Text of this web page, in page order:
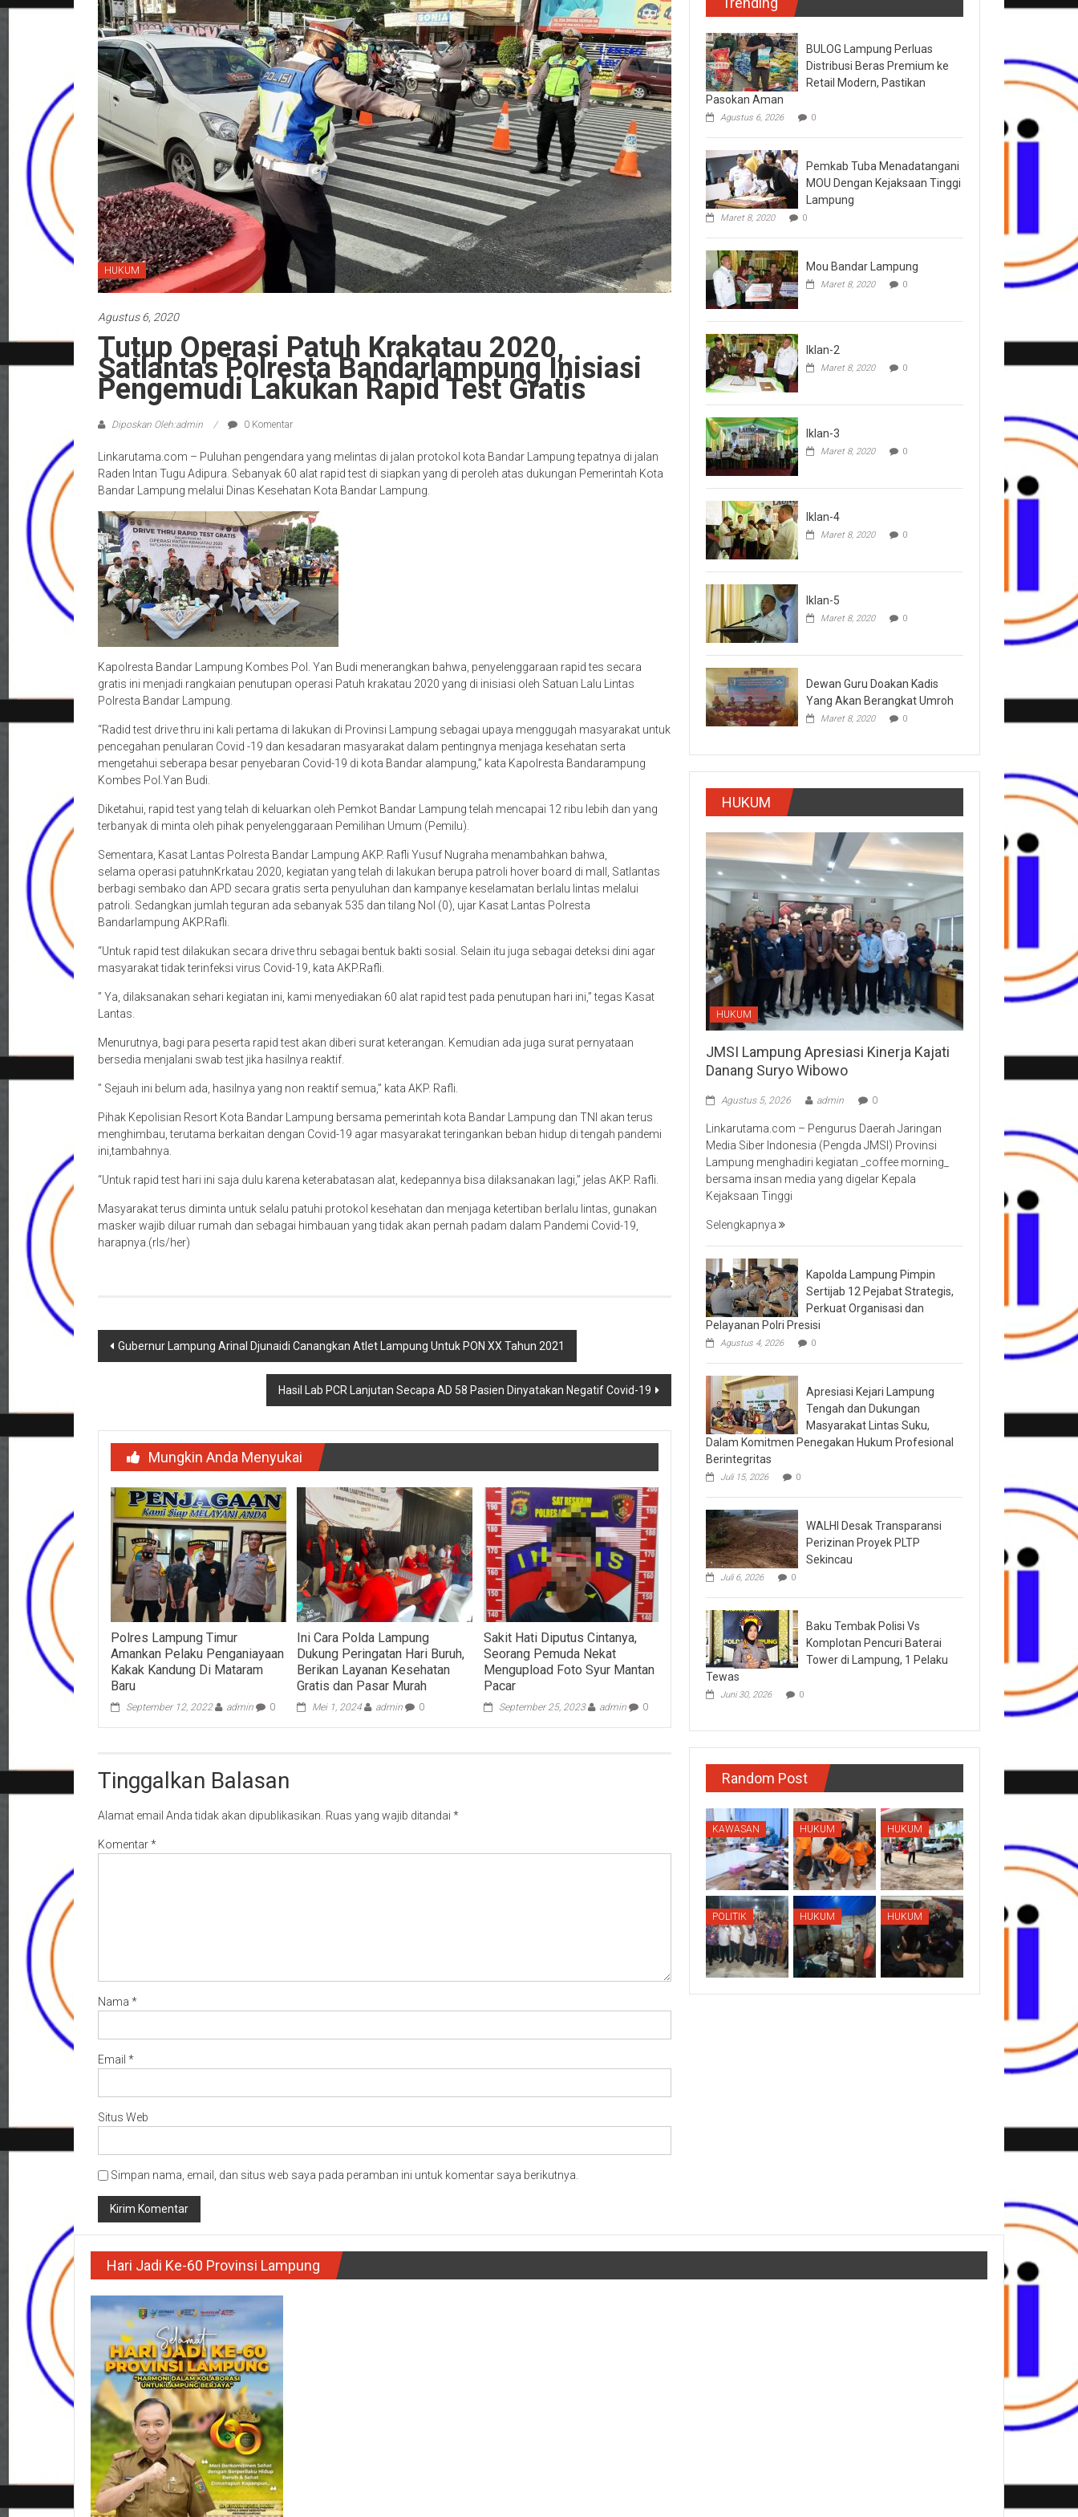
HUKUM
Agustus 6, 2020
Tutup Operasi Patuh Krakatau 2020,
Satlantas Polresta Bandarlampung Inisiasi
Pengemudi Lakukan Rapid Test Gratis
Diposkan Oleh:admin 0 Komentar
Linkarutama.com – Puluhan pengendara yang melintas di jalan protokol kota Bandar Lampung tepatnya di jalan
Raden Intan Tugu Adipura. Sebanyak 60 alat rapid test di siapkan yang di peroleh atas dukungan Pemerintah Kota
Bandar Lampung melalui Dinas Kesehatan Kota Bandar Lampung.
Kapolresta Bandar Lampung Kombes Pol. Yan Budi menerangkan bahwa, penyelenggaraan rapid tes secara
gratis ini menjadi rangkaian penutupan operasi Patuh krakatau 2020 yang di inisiasi oleh Satuan Lalu Lintas
Polresta Bandar Lampung.
“Radid test drive thru ini kali pertama di lakukan di Provinsi Lampung sebagai upaya menggugah masyarakat untuk
pencegahan penularan Covid -19 dan kesadaran masyarakat dalam pentingnya menjaga kesehatan serta
mengetahui seberapa besar penyebaran Covid-19 di kota Bandar alampung,” kata Kapolresta Bandarampung
Kombes Pol.Yan Budi.
Diketahui, rapid test yang telah di keluarkan oleh Pemkot Bandar Lampung telah mencapai 12 ribu lebih dan yang
terbanyak di minta oleh pihak penyelenggaraan Pemilihan Umum (Pemilu).
Sementara, Kasat Lantas Polresta Bandar Lampung AKP. Rafli Yusuf Nugraha menambahkan bahwa,
selama operasi patuhnKrkatau 2020, kegiatan yang telah di lakukan berupa patroli hover board di mall, Satlantas
berbagi sembako dan APD secara gratis serta penyuluhan dan kampanye keselamatan berlalu lintas melalui
patroli. Sedangkan jumlah teguran ada sebanyak 535 dan tilang Nol (0), ujar Kasat Lantas Polresta
Bandarlampung AKP.Rafli.
“Untuk rapid test dilakukan secara drive thru sebagai bentuk bakti sosial. Selain itu juga sebagai deteksi dini agar
masyarakat tidak terinfeksi virus Covid-19, kata AKP.Rafli.
” Ya, dilaksanakan sehari kegiatan ini, kami menyediakan 60 alat rapid test pada penutupan hari ini,” tegas Kasat
Lantas.
Menurutnya, bagi para peserta rapid test akan diberi surat keterangan. Kemudian ada juga surat pernyataan
bersedia menjalani swab test jika hasilnya reaktif.
” Sejauh ini belum ada, hasilnya yang non reaktif semua,” kata AKP. Rafli.
Pihak Kepolisian Resort Kota Bandar Lampung bersama pemerintah kota Bandar Lampung dan TNI akan terus
menghimbau, terutama berkaitan dengan Covid-19 agar masyarakat teringankan beban hidup di tengah pandemi
ini,tambahnya.
“Untuk rapid test hari ini saja dulu karena keterabatasan alat, kedepannya bisa dilaksanakan lagi,” jelas AKP. Rafli.
Masyarakat terus diminta untuk selalu patuhi protokol kesehatan dan menjaga ketertiban berlalu lintas, gunakan
masker wajib diluar rumah dan sebagai himbauan yang tidak akan pernah padam dalam Pandemi Covid-19,
harapnya.(rls/her)
Navigasi
Gubernur Lampung Arinal Djunaidi Canangkan Atlet Lampung Untuk PON XX Tahun 2021
Hasil Lab PCR Lanjutan Secapa AD 58 Pasien Dinyatakan Negatif Covid-19
Mungkin Anda Menyukai
Polres Lampung Timur
Amankan Pelaku Penganiayaan
Kakak Kandung Di Mataram
Baru
September 12, 2022 admin 0
Ini Cara Polda Lampung
Dukung Peringatan Hari Buruh,
Berikan Layanan Kesehatan
Gratis dan Pasar Murah
Mei 1, 2024 admin 0
Sakit Hati Diputus Cintanya,
Seorang Pemuda Nekat
Mengupload Foto Syur Mantan
Pacar
September 25, 2023 admin 0
Tinggalkan Balasan
Alamat email Anda tidak akan dipublikasikan. Ruas yang wajib ditandai *
Komentar*
Nama *
Email *
Situs Web
Simpan nama, email, dan situs web saya pada peramban ini untuk komentar saya berikutnya.
BULOG Lampung Perluas
Distribusi Beras Premium ke
Retail Modern, Pastikan
Pasokan Aman
Agustus 6, 2026 0
Pemkab Tuba Menadatangani
MOU Dengan Kejaksaan Tinggi
Lampung
Maret 8, 2020 0
Mou Bandar Lampung
Maret 8, 2020 0
Iklan-2
Maret 8, 2020 0
Iklan-3
Maret 8, 2020 0
Iklan-4
Maret 8, 2020 0
Iklan-5
Maret 8, 2020 0
Dewan Guru Doakan Kadis
Yang Akan Berangkat Umroh
Maret 8, 2020 0
HUKUM
HUKUM
JMSI Lampung Apresiasi Kinerja Kajati
Danang Suryo Wibowo
Agustus 5, 2026 admin 0
Linkarutama.com – Pengurus Daerah Jaringan
Media Siber Indonesia (Pengda JMSI) Provinsi
Lampung menghadiri kegiatan _coffee morning_
bersama insan media yang digelar Kepala
Kejaksaan Tinggi
Selengkapnya
Kapolda Lampung Pimpin
Sertijab 12 Pejabat Strategis,
Perkuat Organisasi dan
Pelayanan Polri Presisi
Agustus 4, 2026 0
Apresiasi Kejari Lampung
Tengah dan Dukungan
Masyarakat Lintas Suku,
Dalam Komitmen Penegakan Hukum Profesional
Berintegritas
Juli 15, 2026 0
WALHI Desak Transparansi
Perizinan Proyek PLTP
Sekincau
Juli 6, 2026 0
Baku Tembak Polisi Vs
Komplotan Pencuri Baterai
Tower di Lampung, 1 Pelaku
Tewas
Juni 30, 2026 0
Random Post
KAWASAN HUKUM HUKUM
POLITIK HUKUM HUKUM
Hari Jadi Ke-60 Provinsi Lampung